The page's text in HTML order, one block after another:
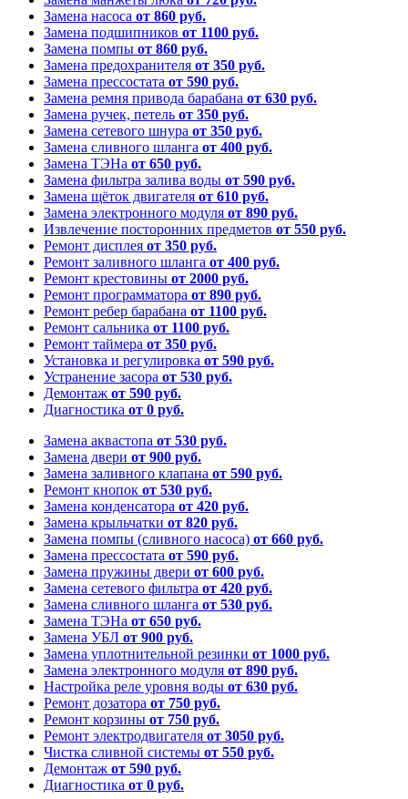
Замена насоса от 860 руб.
Замена подшипников от 1100 руб.
Замена помпы от 860 руб.
Замена предохранителя от 350 руб.
Замена прессостата от 590 руб.
Замена ремня привода барабана от 630 руб.
Замена ручек, петель от 350 руб.
Замена сетевого шнура от 350 руб.
Замена сливного шланга от 400 руб.
Замена ТЭНа от 650 руб.
Замена фильтра залива воды от 590 руб.
Замена щёток двигателя от 610 руб.
Замена электронного модуля от 890 руб.
Извлечение посторонних предметов от 550 руб.
Ремонт дисплея от 350 руб.
Ремонт заливного шланга от 400 руб.
Ремонт крестовины от 2000 руб.
Ремонт программатора от 890 руб.
Ремонт ребер барабана от 1100 руб.
Ремонт сальника от 1100 руб.
Ремонт таймера от 350 руб.
Установка и регулировка от 590 руб.
Устранение засора от 530 руб.
Демонтаж от 590 руб.
Диагностика от 0 руб.
Замена аквастопа от 530 руб.
Замена двери от 900 руб.
Замена заливного клапана от 590 руб.
Ремонт кнопок от 530 руб.
Замена конденсатора от 420 руб.
Замена крыльчатки от 820 руб.
Замена помпы (сливного насоса) от 660 руб.
Замена прессостата от 590 руб.
Замена пружины двери от 600 руб.
Замена сетевого фильтра от 420 руб.
Замена сливного шланга от 530 руб.
Замена ТЭНа от 650 руб.
Замена УБЛ от 900 руб.
Замена уплотнительной резинки от 1000 руб.
Замена электронного модуля от 890 руб.
Настройка реле уровня воды от 630 руб.
Ремонт дозатора от 750 руб.
Ремонт корзины от 750 руб.
Ремонт электродвигателя от 3050 руб.
Чистка сливной системы от 550 руб.
Демонтаж от 590 руб.
Диагностика от 0 руб.